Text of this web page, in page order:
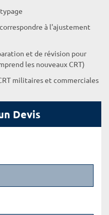
à l'ajustement
et de révision pour
les nouveaux CRT)
militaires et commerciales
Devis